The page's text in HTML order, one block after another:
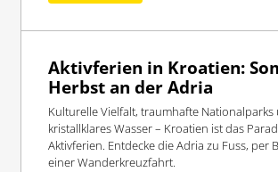
Aktivferien in Kroatien:
Herbst an der Adria
Kulturelle Vielfalt, traumhafte Nationalparks
kristallklares Wasser – Kroatien ist das
Aktivferien. Entdecke die Adria zu Fuss, per
einer Wanderkreuzfahrt.